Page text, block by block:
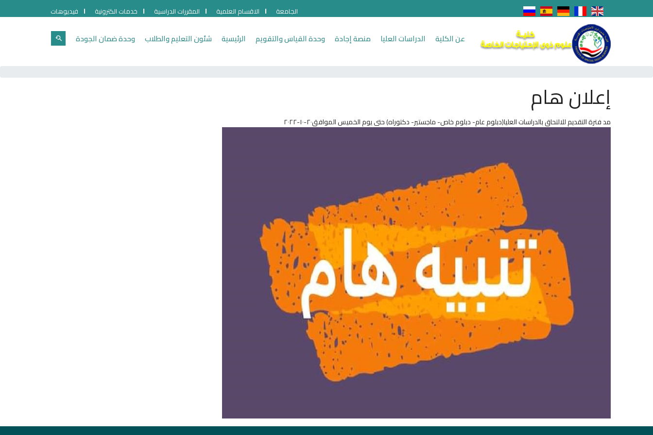
الجامعة الاقسام العلمية المقررات الدراسية خدمات الكترونية فيديوهات
عن الكلية الدراسات العليا منصة إجادة وحدة القياس والتقويم الرئيسية شئون التعليم والطلاب وحدة ضمان الجودة
إعلان هام
مد فترة التقديم للالتحاق بالدراسات العليا(دبلوم عام- دبلوم خاص- ماجستير- دكتوراه) حتى يوم الخميس الموافق٢٠-١٠-٢٠٢٢